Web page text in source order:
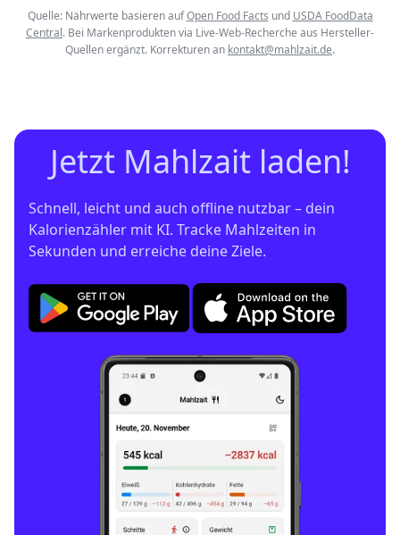
Quelle: Nährwerte basieren auf Open Food Facts und USDA FoodData
Central. Bei Markenprodukten via Live-Web-Recherche aus Hersteller-
Quellen ergänzt. Korrekturen an kontakt@mahlzait.de.
Jetzt Mahlzait laden!
Schnell, leicht und auch offline nutzbar – dein
Kalorienzähler mit KI. Tracke Mahlzeiten in
Sekunden und erreiche deine Ziele.